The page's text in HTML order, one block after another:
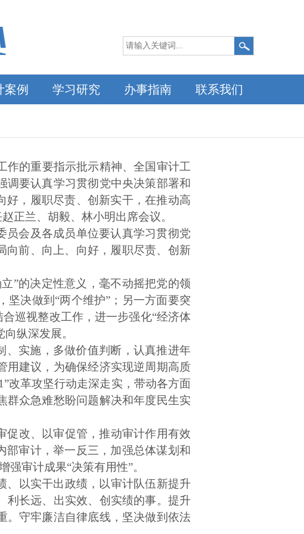
案例 学习研究 办事指南 联系我们
作的重要指示批示精神、全国审计工
调要认真学习贯彻党中央决策部署和
好，履职尽责、创新实干，在推动高
正兰、胡毅、林小明出席会议。
员会及各成员单位要认真学习贯彻党
向前、向上、向好，履职尽责、创新
立”的决定性意义，毫不动摇把党的领
决做到“两个维护”；另一方面要突
巡视整改工作，进一步强化“经济体
纵深发展。
、实施，多做价值判断，认真推进年
用建议，为确保经济实现逆周期高质
改革攻坚行动走深走实，带动各方面
群众急难愁盼问题解决和年度民生实
促改、以审促管，推动审计作用有效
部审计，举一反三，加强总体谋划和
审计成果“决策有用性”。
、以实干出政绩，以审计队伍新提升
利长远、出实效、创实绩的事。提升
。守牢廉洁自律底线，坚决做到依法